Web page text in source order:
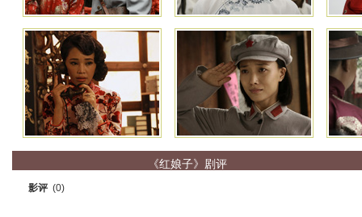
《红娘子》剧评